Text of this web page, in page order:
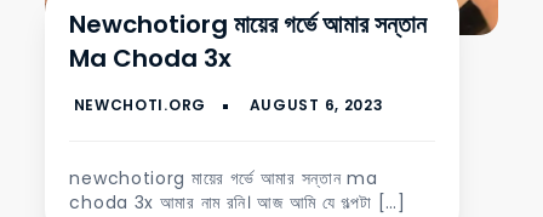
Newchotiorg মায়ের গর্ভে আমার সন্তান
Ma Choda 3x
newchotiorg মায়ের গর্ভে আমার সন্তান ma
choda 3x আমার নাম রনি। আজ আমি যে গল্পটা […]